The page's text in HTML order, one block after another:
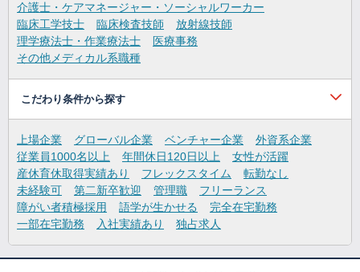
介護士・ケアマネージャー・ソーシャルワーカー
臨床工学技士
臨床検査技師
放射線技師
理学療法士・作業療法士
医療事務
その他メディカル系職種
こだわり条件から探す
上場企業 グローバル企業 ベンチャー企業
外資系企業
従業員1000名以上
年間休日120日以上
女性が活躍
産休育休取得実績あり
フレックスタイム
転勤なし
未経験可
第二新卒歓迎 管理職
フリーランス
障がい者積極採用
語学が生かせる
完全在宅勤務
一部在宅勤務
入社実績あり 独占求人